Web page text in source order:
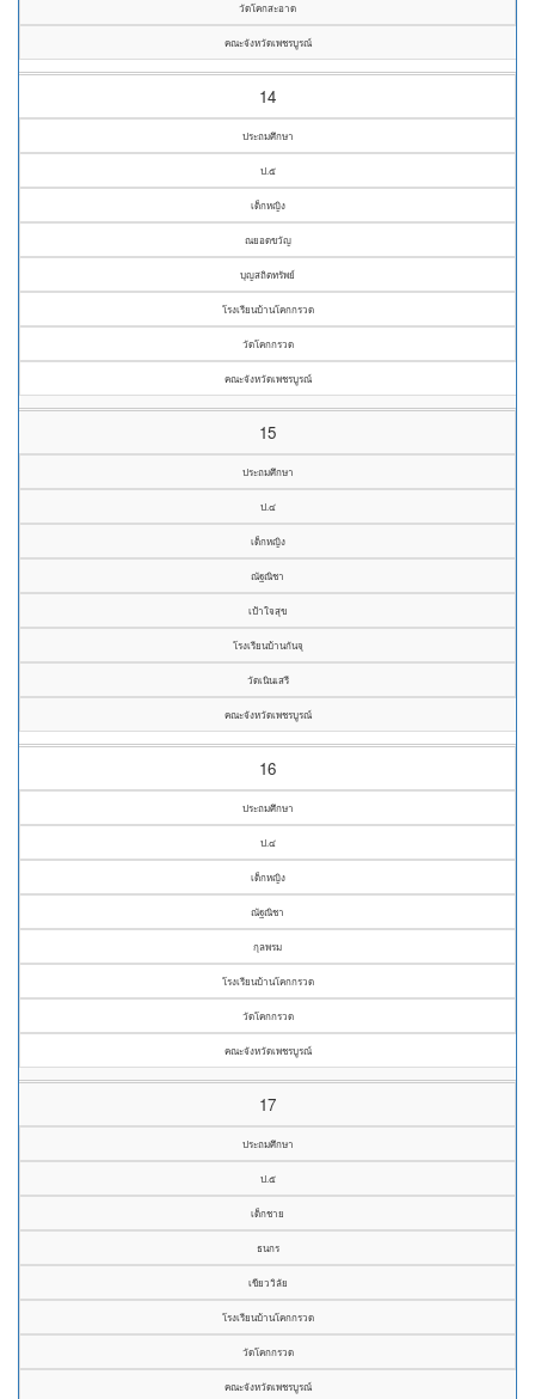
วัดโคกสะอาด
คณะจังหวัดเพชรบูรณ์
14
ประถมศึกษา
ป.๕
เด็กหญิง
ณยอดขวัญ
บุญสถิตทรัพย์
โรงเรียนบ้านโคกกรวด
วัดโคกกรวด
คณะจังหวัดเพชรบูรณ์
15
ประถมศึกษา
ป.๔
เด็กหญิง
ณัฐณิชา
เป้าใจสุข
โรงเรียนบ้านกันจุ
วัดเนินเสรี
คณะจังหวัดเพชรบูรณ์
16
ประถมศึกษา
ป.๔
เด็กหญิง
ณัฐณิชา
กุลพรม
โรงเรียนบ้านโคกกรวด
วัดโคกกรวด
คณะจังหวัดเพชรบูรณ์
17
ประถมศึกษา
ป.๕
เด็กชาย
ธนกร
เขียววิลัย
โรงเรียนบ้านโคกกรวด
วัดโคกกรวด
คณะจังหวัดเพชรบูรณ์